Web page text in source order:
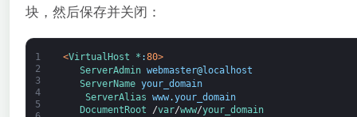
块，然后保存并关闭：
1
2
3
4
5
<VirtualHost * :80>
ServerAdmin webmaster@localhost
ServerName your_domain
ServerAlias www.your_domain
DocumentRoot
/var/www/your_domain